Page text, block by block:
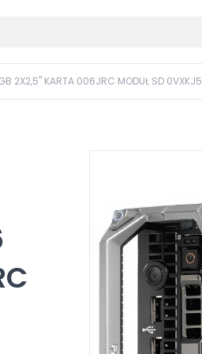
2X2,5" KARTA 006JRC MODUŁ SD 0VXKJ5